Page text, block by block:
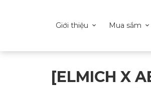
Giới thiệu Mua sắm
[ELMICH X